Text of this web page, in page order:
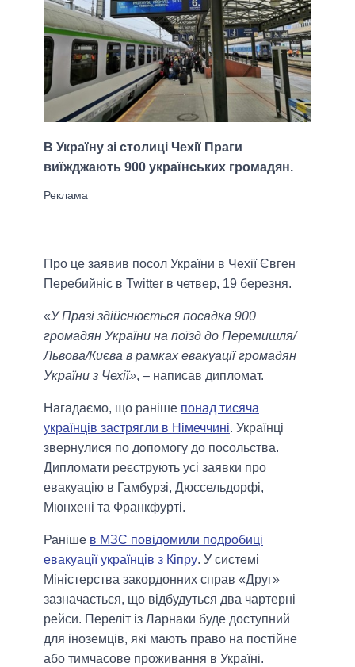
В Україну зі столиці Чехії Праги
виїжджають 900 українських громадян.
Про це заявив посол України в Чехії Євген
Перебийніс в Twitter в четвер, 19 березня.
«У Празі здійснюється посадка 900
громадян України на поїзд до Перемишля/
Львова/Києва в рамках евакуації громадян
України з Чехії», – написав дипломат.
Нагадаємо, що раніше понад тисяча
українців застрягли в Німеччині. Українці
звернулися по допомогу до посольства.
Дипломати реєструють усі заявки про
евакуацію в Гамбурзі, Дюссельдорфі,
Мюнхені та Франкфурті.
Раніше в МЗС повідомили подробиці
евакуації українців з Кіпру. У системі
Міністерства закордонних справ «Друг»
зазначається, що відбудуться два чартерні
рейси. Переліт із Ларнаки буде доступний
для іноземців, які мають право на постійне
або тимчасове проживання в Україні.